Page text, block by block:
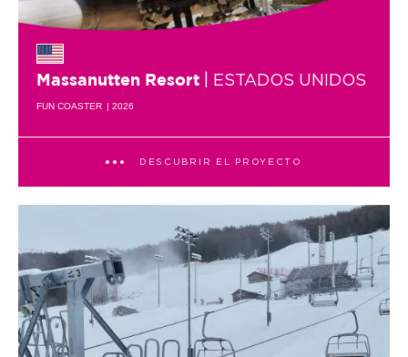
Massanutten Resort | ESTADOS UNIDOS
FUN COASTER | 2026
DESCUBRIR EL PROYECTO